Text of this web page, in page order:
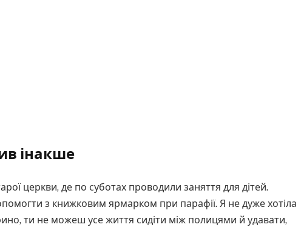
інакше
церкви, де по суботах проводили заняття для дітей.
з книжковим ярмарком при парафії. Я не дуже хотіла
ти не можеш усе життя сидіти між полицями й удавати,